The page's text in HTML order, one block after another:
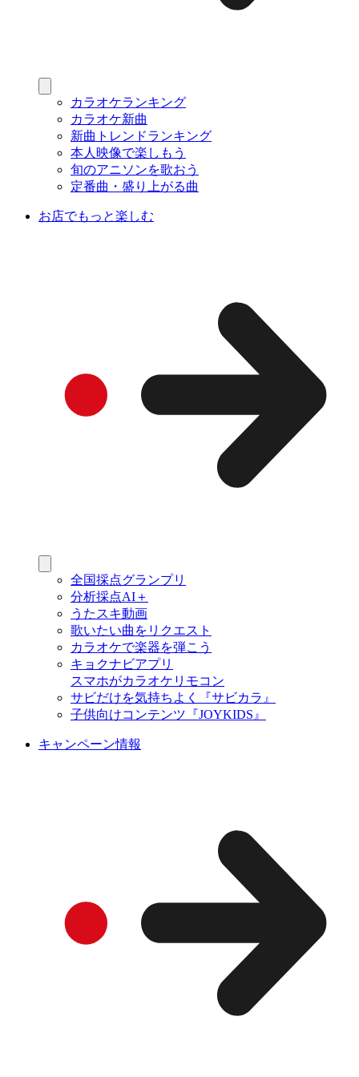
カラオケランキング
カラオケ新曲
新曲トレンドランキング
本人映像で楽しもう
旬のアニソンを歌おう
定番曲・盛り上がる曲
お店でもっと楽しむ
全国採点グランプリ
分析採点AI＋
うたスキ動画
歌いたい曲をリクエスト
カラオケで楽器を弾こう
キョクナビアプリ
スマホがカラオケリモコン
サビだけを気持ちよく『サビカラ』
子供向けコンテンツ『JOYKIDS』
キャンペーン情報